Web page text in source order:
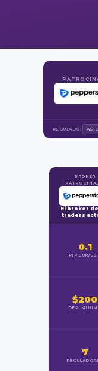
REGULADO: ASIC
BROKER
El broker
traders
0.1
PIP EUR/
$200
DEP.
7